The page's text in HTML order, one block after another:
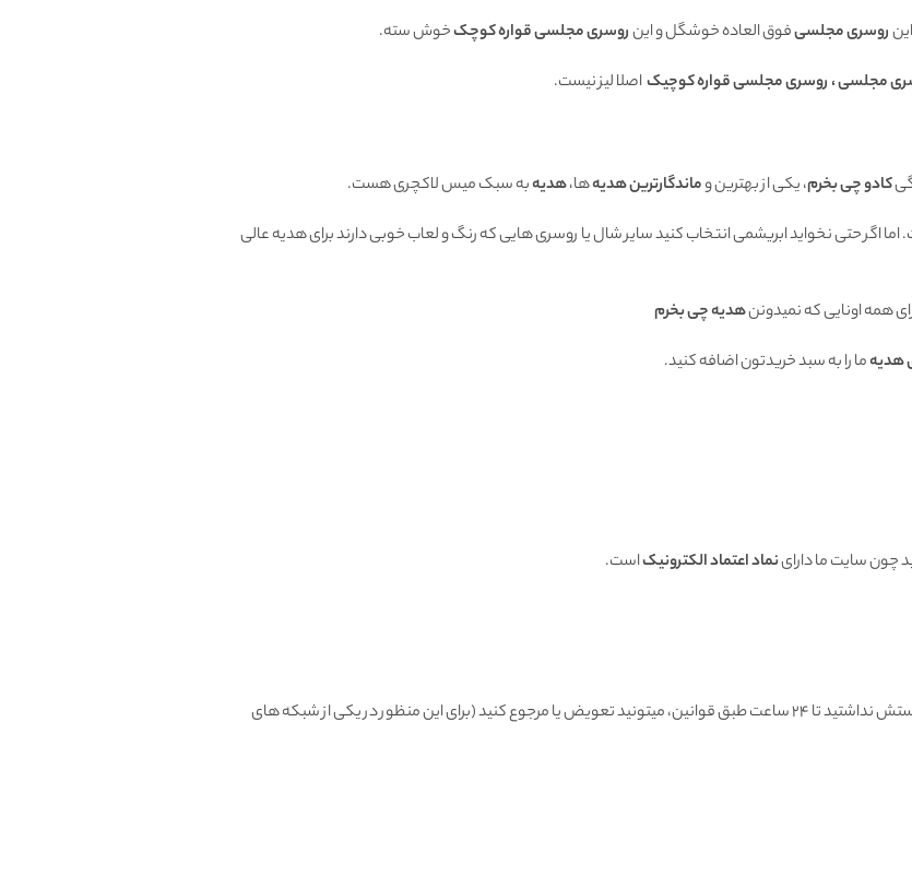
روسری مجلسیفوق العاده خوشگل و اینروسری مجلسی قواره کوچکخوش سته.
مجلسی ، روسری مجلسی قواره کوچیکاصلا لیز نیست.
کادو چی بخرم، یکی از بهترین وماندگارترین هدیهها،هدیهبه سبک میس لاکچری هست.
اگر حتی نخواید ابریشمی انتخاب کنید سایر شال یا روسری هایی که رنگ و لعاب خوبی دارند برای هدیه عالی
همه اونایی که نمیدوننهدیه چی بخرم
هدیهما را به سبد خریدتون اضافه کنید.
چون سایت ما داراینماد اعتماد الکترونیکاست.
هنگامی که محصول رسید به دستتون اگه به هر دلیلی دوستش نداشتید تا ۲۴ ساعت طبق قوانین، میتونید تعویض یا مرجوع کنید (برای این منظور در یکی از شبکه های